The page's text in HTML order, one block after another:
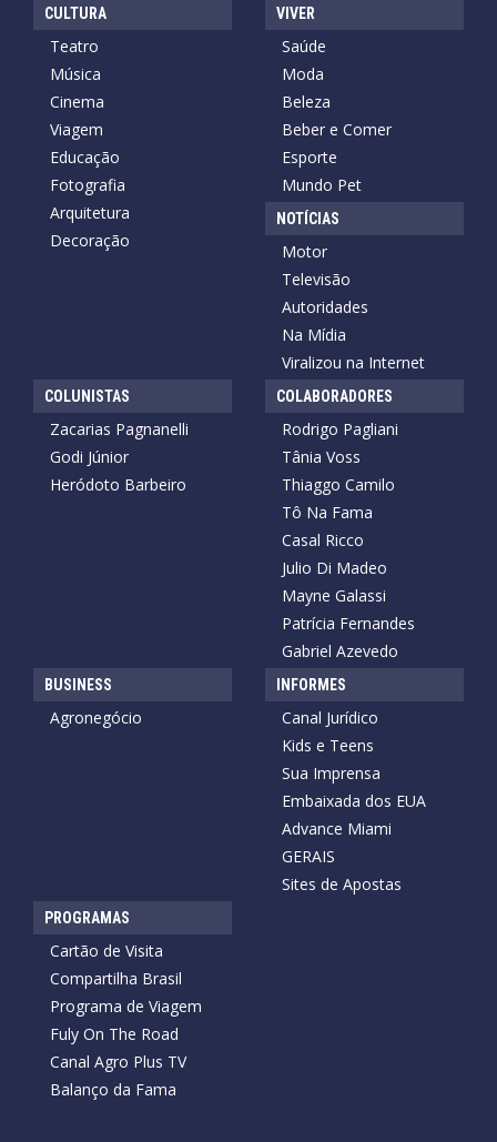
CULTURA
Teatro
Música
Cinema
Viagem
Educação
Fotografia
Arquitetura
Decoração
VIVER
Saúde
Moda
Beleza
Beber e Comer
Esporte
Mundo Pet
NOTÍCIAS
Motor
Televisão
Autoridades
Na Mídia
Viralizou na Internet
COLUNISTAS
Zacarias Pagnanelli
Godi Júnior
Heródoto Barbeiro
COLABORADORES
Rodrigo Pagliani
Tânia Voss
Thiaggo Camilo
Tô Na Fama
Casal Ricco
Julio Di Madeo
Mayne Galassi
Patrícia Fernandes
Gabriel Azevedo
BUSINESS
Agronegócio
INFORMES
Canal Jurídico
Kids e Teens
Sua Imprensa
Embaixada dos EUA
Advance Miami
GERAIS
Sites de Apostas
PROGRAMAS
Cartão de Visita
Compartilha Brasil
Programa de Viagem
Fuly On The Road
Canal Agro Plus TV
Balanço da Fama